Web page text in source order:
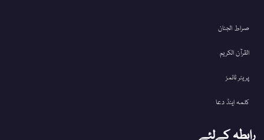
صراط الجنان
القرآن الکریم
پریئر ٹائمز
کلمہ اینڈ دعا